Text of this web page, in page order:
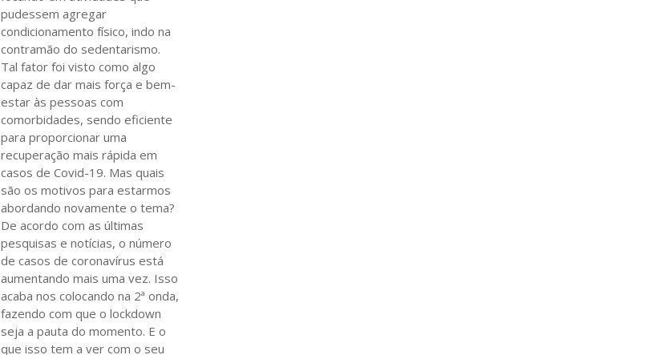
pudessem agregar
condicionamento físico, indo na
contramão do sedentarismo.
Tal fator foi visto como algo
capaz de dar mais força e bem-
estar às pessoas com
comorbidades, sendo eficiente
para proporcionar uma
recuperação mais rápida em
casos de Covid-19. Mas quais
são os motivos para estarmos
abordando novamente o tema?
De acordo com as últimas
pesquisas e notícias, o número
de casos de coronavírus está
aumentando mais uma vez. Isso
acaba nos colocando na 2ª onda,
fazendo com que o lockdown
seja a pauta do momento. E o
que isso tem a ver com o seu